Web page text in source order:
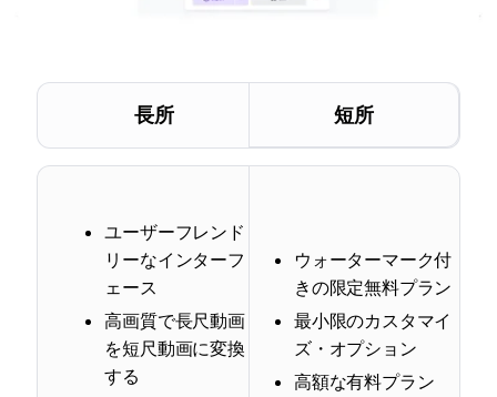
長所 短所
ユーザーフレンド
リーなインターフ
ェース
高画質で長尺動画
を短尺動画に変換
する
ウォーターマーク付
きの限定無料プラン
最小限のカスタマイ
ズ・オプション
高額な有料プラン